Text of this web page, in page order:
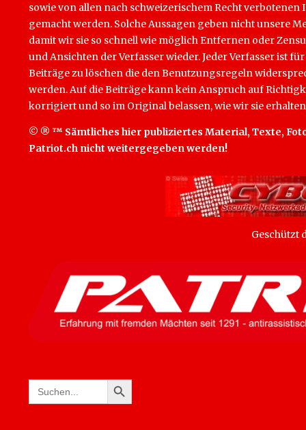
sowie von allen nach schweizerischem Recht
gemacht werden. Solche Aussagen geben nicht unsere
damit wir sie so schnell wie möglich Entfernen oder
und Ansichten der Verfasser wieder. Jeder Verfasser ist
Beiträge zu löschen die den Benutzungsregeln
werden. Auf die Beiträge kann kein Anspruch auf
korrigiert und so im Original belassen, wie wir sie
© ® ™ Sämtliches hier publiziertes Material, Texte,
Patriot.ch nicht weitergegeben werden!
Geschützt
Search
for:
SEARCH BUTTON